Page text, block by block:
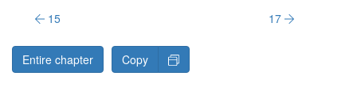
15 17
Entire chapter Copy